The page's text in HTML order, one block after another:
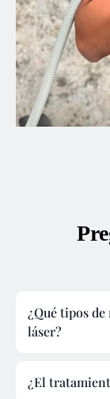
¿Qué tipos
láser?
¿El